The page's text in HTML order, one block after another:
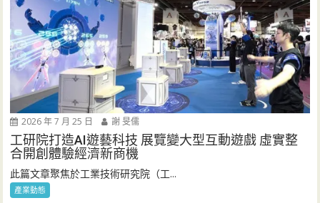
2026 年 7 月 25 日 謝 旻儒
工研院打造AI遊藝科技 展覽變大型互動遊戲 虛實整
合開創體驗經濟新商機
此篇文章聚焦於工業技術研究院（工...
產業動態